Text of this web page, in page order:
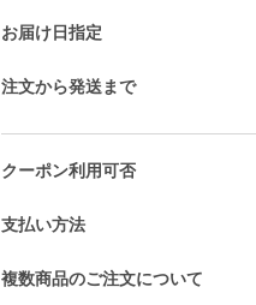
お届け日指定
注文から発送まで
クーポン利用可否
支払い方法
複数商品のご注文について